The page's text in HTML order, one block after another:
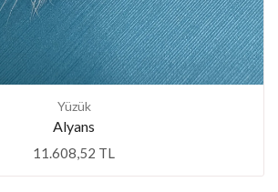
Yüzük
Alyans
11.608,52 TL